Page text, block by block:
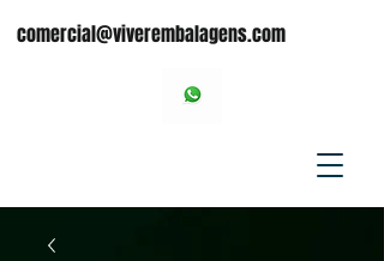
comercial@viverembalagens.com